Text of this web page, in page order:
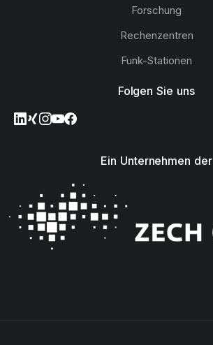
Forschung
Rechenzentren
Funk-Stationen
Folgen Sie uns
Ein Unternehmen der